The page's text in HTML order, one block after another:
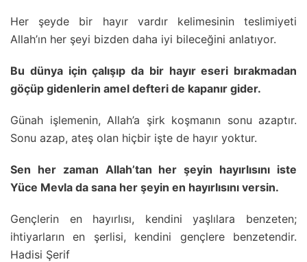
Her şeyde bir hayır vardır kelimesinin teslimiyeti
Allah’ın her şeyi bizden daha iyi bileceğini anlatıyor.
Bu dünya için çalışıp da bir hayır eseri bırakmadan
göçüp gidenlerin amel defteri de kapanır gider.
Günah işlemenin, Allah’a şirk koşmanın sonu azaptır.
Sonu azap, ateş olan hiçbir işte de hayır yoktur.
Sen her zaman Allah’tan her şeyin hayırlısını iste
Yüce Mevla da sana her şeyin en hayırlısını versin.
Gençlerin en hayırlısı, kendini yaşlılara benzeten;
ihtiyarların en şerlisi, kendini gençlere benzetendir.
Hadisi Şerif